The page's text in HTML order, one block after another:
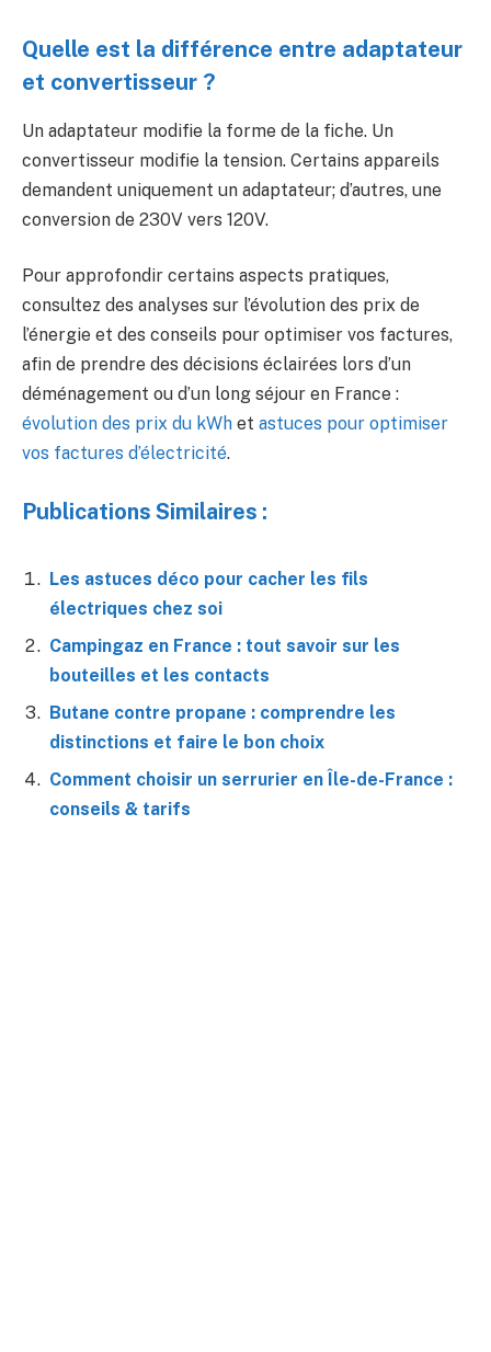
Quelle est la différence entre adaptateur
et convertisseur ?
Un adaptateur modifie la forme de la fiche. Un
convertisseur modifie la tension. Certains appareils
demandent uniquement un adaptateur; d’autres, une
conversion de 230V vers 120V.
Pour approfondir certains aspects pratiques,
consultez des analyses sur l’évolution des prix de
l’énergie et des conseils pour optimiser vos factures,
afin de prendre des décisions éclairées lors d’un
déménagement ou d’un long séjour en France :
évolution des prix du kWh et astuces pour optimiser
vos factures d’électricité.
Publications Similaires :
Les astuces déco pour cacher les fils
électriques chez soi
Campingaz en France : tout savoir sur les
bouteilles et les contacts
Butane contre propane : comprendre les
distinctions et faire le bon choix
Comment choisir un serrurier en Île-de-France :
conseils & tarifs